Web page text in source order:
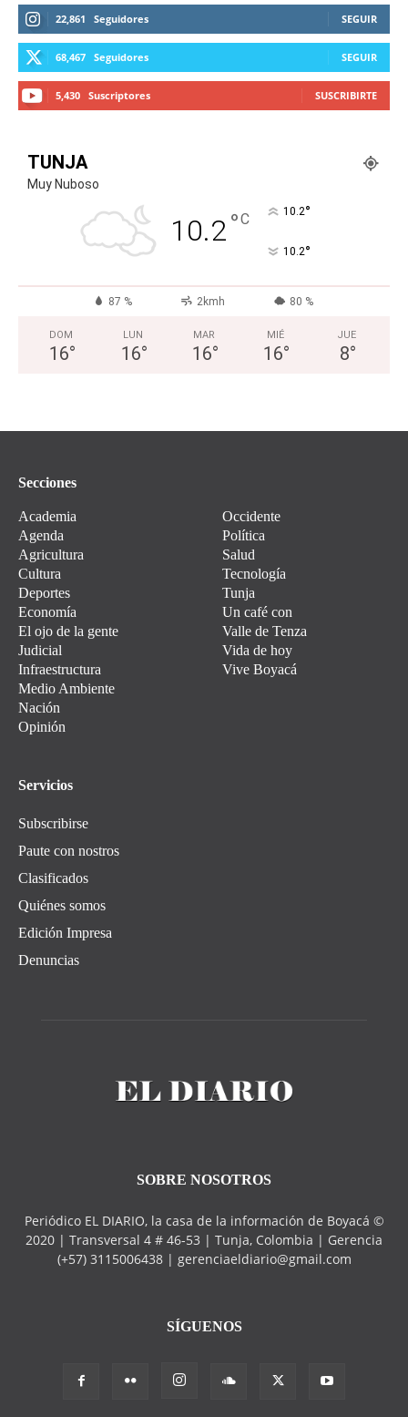
22,861 Seguidores SEGUIR
68,467 Seguidores SEGUIR
5,430 Suscriptores SUSCRIBIRTE
TUNJA
Muy Nuboso
10.2°C 10.2°
10.2°
87 % 2kmh 80 %
DOM
16°
LUN
16°
MAR
16°
MIÉ
16°
JUE
8°
Secciones
Academia
Agenda
Agricultura
Cultura
Deportes
Economía
El ojo de la gente
Judicial
Infraestructura
Medio Ambiente
Nación
Opinión
Occidente
Política
Salud
Tecnología
Tunja
Un café con
Valle de Tenza
Vida de hoy
Vive Boyacá
Servicios
Subscribirse
Paute con nostros
Clasificados
Quiénes somos
Edición Impresa
Denuncias
SOBRE NOSOTROS
Periódico EL DIARIO, la casa de la información de Boyacá ©
2020 | Transversal 4 # 46-53 | Tunja, Colombia | Gerencia
(+57) 3115006438 | gerenciaeldiario@gmail.com
SÍGUENOS